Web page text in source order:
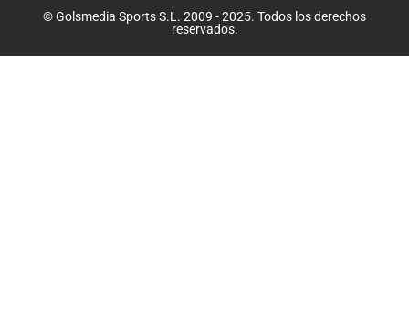
© Golsmedia Sports S.L. 2009 - 2025. Todos los derechos
reservados.